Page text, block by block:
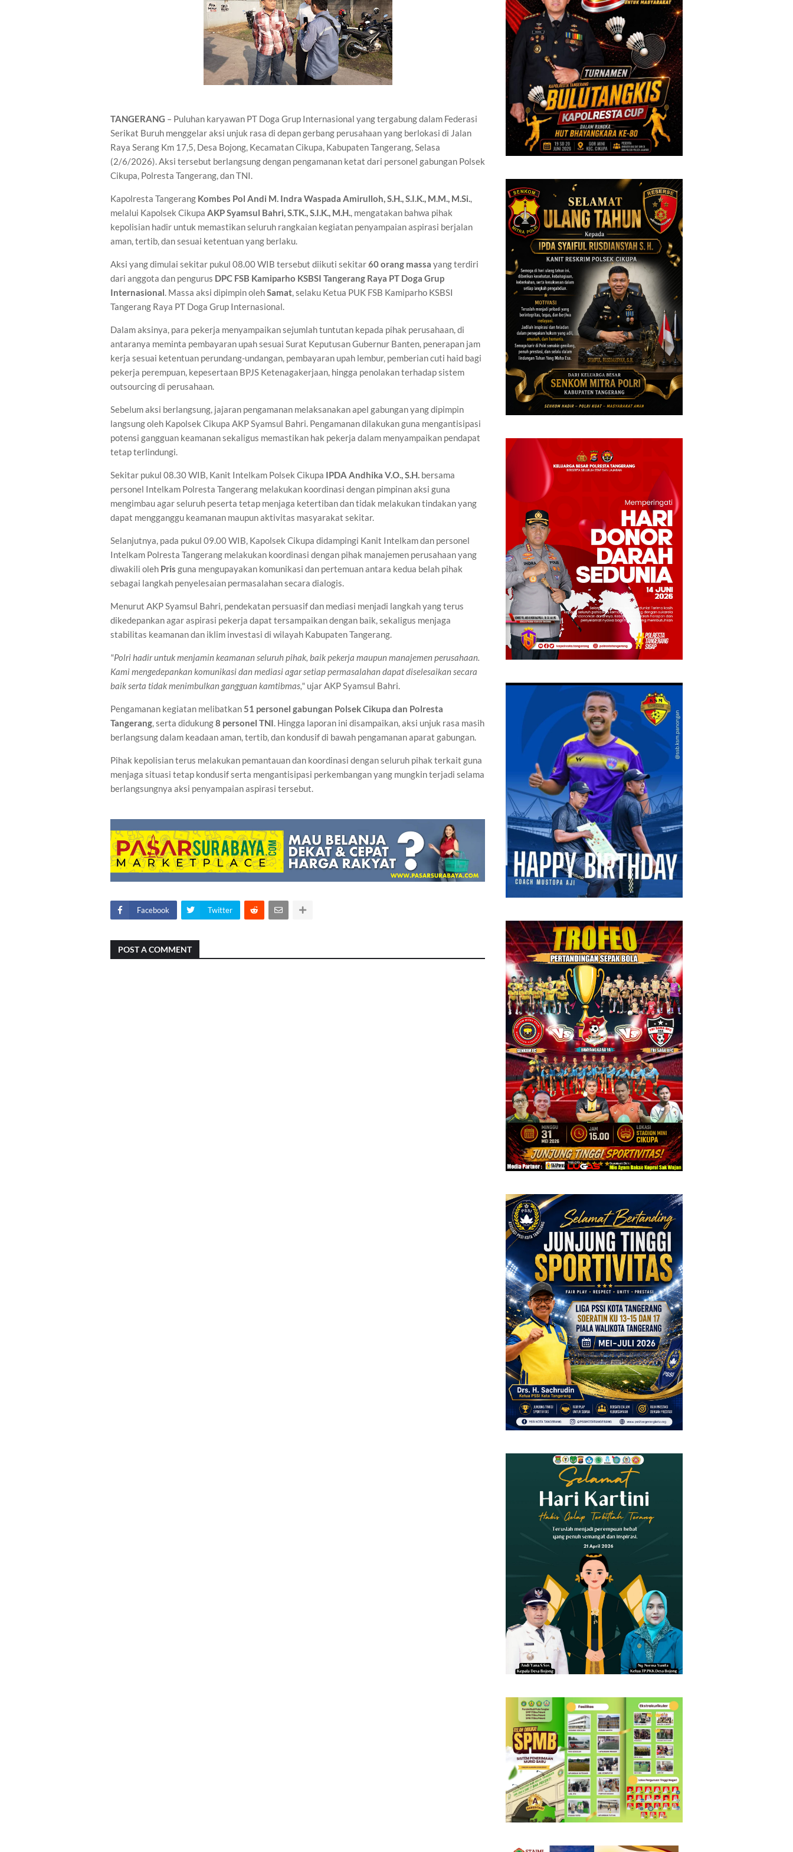
TANGERANG – Puluhan karyawan PT Doga Grup Internasional yang tergabung dalam Federasi
Serikat Buruh menggelar aksi unjuk rasa di depan gerbang perusahaan yang berlokasi di Jalan
Raya Serang Km 17,5, Desa Bojong, Kecamatan Cikupa, Kabupaten Tangerang, Selasa
(2/6/2026). Aksi tersebut berlangsung dengan pengamanan ketat dari personel gabungan Polsek
Cikupa, Polresta Tangerang, dan TNI.
Kapolresta Tangerang Kombes Pol Andi M. Indra Waspada Amirulloh, S.H., S.I.K., M.M., M.Si.,
melalui Kapolsek Cikupa AKP Syamsul Bahri, S.TK., S.I.K., M.H., mengatakan bahwa pihak
kepolisian hadir untuk memastikan seluruh rangkaian kegiatan penyampaian aspirasi berjalan
aman, tertib, dan sesuai ketentuan yang berlaku.
Aksi yang dimulai sekitar pukul 08.00 WIB tersebut diikuti sekitar60 orang massa yang terdiri
dari anggota dan pengurus DPC FSB Kamiparho KSBSI Tangerang Raya PT Doga Grup
Internasional. Massa aksi dipimpin olehSamat, selaku Ketua PUK FSB Kamiparho KSBSI
Tangerang Raya PT Doga Grup Internasional.
Dalam aksinya, para pekerja menyampaikan sejumlah tuntutan kepada pihak perusahaan, di
antaranya meminta pembayaran upah sesuai Surat Keputusan Gubernur Banten, penerapan jam
kerja sesuai ketentuan perundang-undangan, pembayaran upah lembur, pemberian cuti haid bagi
pekerja perempuan, kepesertaan BPJS Ketenagakerjaan, hingga penolakan terhadap sistem
outsourcing di perusahaan.
Sebelum aksi berlangsung, jajaran pengamanan melaksanakan apel gabungan yang dipimpin
langsung oleh Kapolsek Cikupa AKP Syamsul Bahri. Pengamanan dilakukan guna mengantisipasi
potensi gangguan keamanan sekaligus memastikan hak pekerja dalam menyampaikan pendapat
tetap terlindungi.
Sekitar pukul 08.30 WIB, Kanit Intelkam Polsek Cikupa IPDA Andhika V.O., S.H. bersama
personel Intelkam Polresta Tangerang melakukan koordinasi dengan pimpinan aksi guna
mengimbau agar seluruh peserta tetap menjaga ketertiban dan tidak melakukan tindakan yang
dapat mengganggu keamanan maupun aktivitas masyarakat sekitar.
Selanjutnya, pada pukul 09.00 WIB, Kapolsek Cikupa didampingi Kanit Intelkam dan personel
Intelkam Polresta Tangerang melakukan koordinasi dengan pihak manajemen perusahaan yang
diwakili oleh Pris guna mengupayakan komunikasi dan pertemuan antara kedua belah pihak
sebagai langkah penyelesaian permasalahan secara dialogis.
Menurut AKP Syamsul Bahri, pendekatan persuasif dan mediasi menjadi langkah yang terus
dikedepankan agar aspirasi pekerja dapat tersampaikan dengan baik, sekaligus menjaga
stabilitas keamanan dan iklim investasi di wilayah Kabupaten Tangerang.
"Polri hadir untuk menjamin keamanan seluruh pihak, baik pekerja maupun manajemen perusahaan.
Kami mengedepankan komunikasi dan mediasi agar setiap permasalahan dapat diselesaikan secara
baik serta tidak menimbulkan gangguan kamtibmas," ujar AKP Syamsul Bahri.
Pengamanan kegiatan melibatkan51 personel gabungan Polsek Cikupa dan Polresta
Tangerang, serta didukung8 personel TNI. Hingga laporan ini disampaikan, aksi unjuk rasa masih
berlangsung dalam keadaan aman, tertib, dan kondusif di bawah pengamanan aparat gabungan.
Pihak kepolisian terus melakukan pemantauan dan koordinasi dengan seluruh pihak terkait guna
menjaga situasi tetap kondusif serta mengantisipasi perkembangan yang mungkin terjadi selama
berlangsungnya aksi penyampaian aspirasi tersebut.
Facebook Twitter
POST A COMMENT